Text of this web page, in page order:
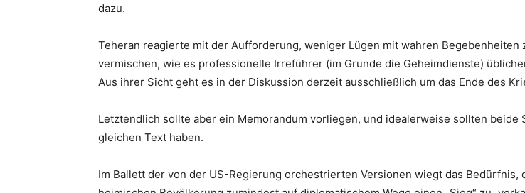
dazu.
Teheran reagierte mit der Aufforderung, weniger Lügen mit wahren Begebenheiten
vermischen, wie es professionelle Irreführer (im Grunde die Geheimdienste)
Aus ihrer Sicht geht es in der Diskussion derzeit ausschließlich um das Ende des
Letztendlich sollte aber ein Memorandum vorliegen, und idealerweise sollten beide
gleichen Text haben.
Im Ballett der von der US-Regierung orchestrierten Versionen wiegt das Bedürfnis,